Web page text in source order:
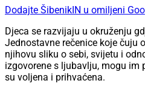
Dodajte ŠibenikIN u omiljeni
Djeca se razvijaju u okruženju
Jednostavne rečenice koje čuju
njihovu sliku o sebi, svijetu i
izgovorene s ljubavlju, mogu im
su voljena i prihvaćena.